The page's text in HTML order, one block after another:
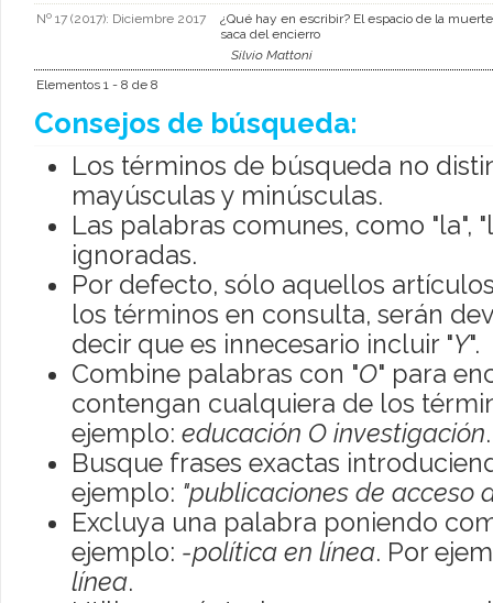
Nº 17 (2017): Diciembre 2017
¿Qué hay en escribir? El espacio de la
saca del encierro
Silvio Mattoni
Elementos 1 - 8 de 8
Consejos de búsqueda:
Los términos de búsqueda no
mayúsculas y minúsculas.
Las palabras comunes, como "la",
ignoradas.
Por defecto, sólo aquellos
los términos en consulta, serán
decir que es innecesario incluir "Y".
Combine palabras con "O" para
contengan cualquiera de los
ejemplo: educación O investigación.
Busque frases exactas
ejemplo: "publicaciones de acceso
Excluya una palabra poniendo
ejemplo: -política en línea. Por
línea.